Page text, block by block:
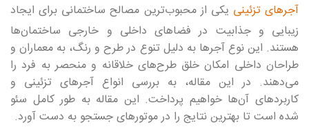
آجرهای تزئینی یکی از محبوب‌ترین مصالح ساختمانی برای ایجاد
زیبایی و جذابیت در فضاهای داخلی و خارجی ساختمان‌ها
هستند. این نوع آجرها به دلیل تنوع در طرح و رنگ، به معماران و
طراحان داخلی امکان خلق طرح‌های خلاقانه و منحصر به فرد را
می‌دهند. در این مقاله، به بررسی انواع آجرهای تزئینی و
کاربردهای آن‌ها خواهیم پرداخت. این مقاله به طور کامل سئو
شده است تا بهترین نتایج را در موتورهای جستجو به دست آورد.